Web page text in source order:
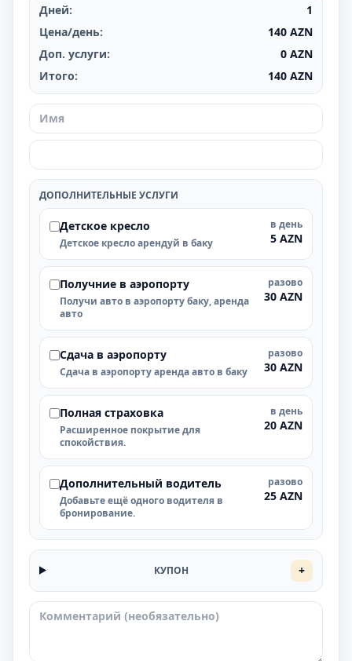
Дней:
1
Цена/день:
140 AZN
Доп. услуги:
0 AZN
Итого:
140 AZN
ДОПОЛНИТЕЛЬНЫЕ УСЛУГИ
Детское кресло
Детское кресло арендуй в баку
в день
5 AZN
Получние в аэропорту
Получи авто в аэропорту баку, аренда
авто
разово
30 AZN
Cдача в аэропорту
Cдача в аэропорту аренда авто в баку
разово
30 AZN
Полная страховка
Расширенное покрытие для
спокойствия.
в день
20 AZN
Дополнительный водитель
Добавьте ещё одного водителя в
бронирование.
разово
25 AZN
КУПОН +